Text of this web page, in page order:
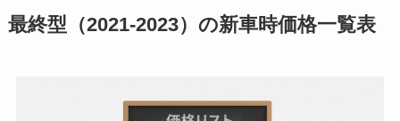
最終型（2021-2023）の新車時価格一覧表